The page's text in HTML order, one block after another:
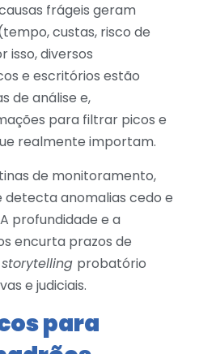
frágeis geram
custas, risco de
isso, diversos
e escritórios estão
de análise e,
para filtrar picos e
realmente importam.
de monitoramento,
detecta anomalias cedo e
profundidade e a
encurta prazos de
storytelling probatório
e judiciais.
para